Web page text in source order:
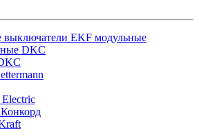
выключатели EKF модульные
DKC
Electric